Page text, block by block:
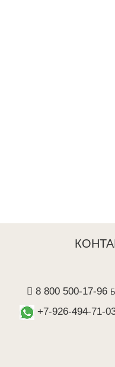
8 800 500-17-96
+7-926-494-71-